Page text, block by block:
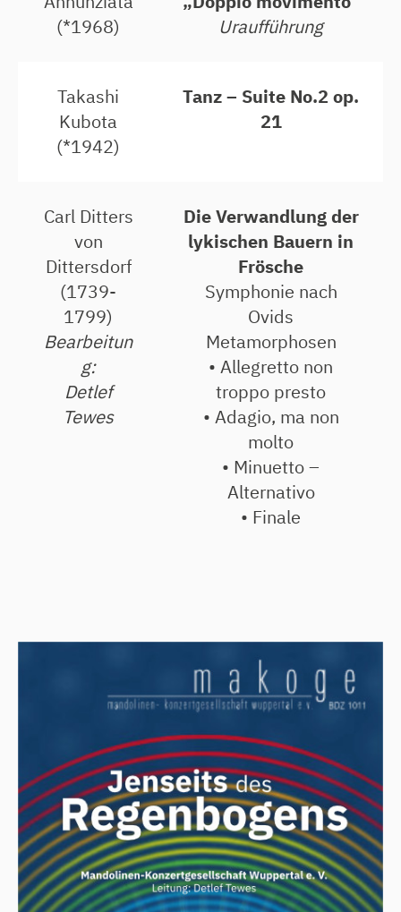
(*1968)
Uraufführung
Takashi
Kubota
(*1942)
Tanz – Suite No.2 op.
21
Carl Ditters
von
Dittersdorf
(1739-
1799)
Bearbeitun
g:
Detlef
Tewes
Die Verwandlung der
lykischen Bauern in
Frösche
Symphonie nach
Ovids
Metamorphosen
• Allegretto non
troppo presto
• Adagio, ma non
molto
• Minuetto –
Alternativo
• Finale